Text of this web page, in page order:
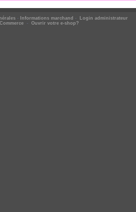
- Informations marchand -
Login administrateur
- Ouvrir votre e-shop?